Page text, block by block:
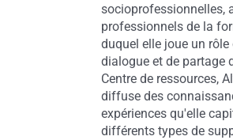
socioprofessionnelles,
professionnels de la
duquel elle joue un
dialogue et de partage
Centre de ressources,
diffuse des
expériences qu'elle
différents types de